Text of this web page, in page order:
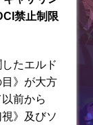
禁止制限
たエルド
》が大方
前から
》及びソ